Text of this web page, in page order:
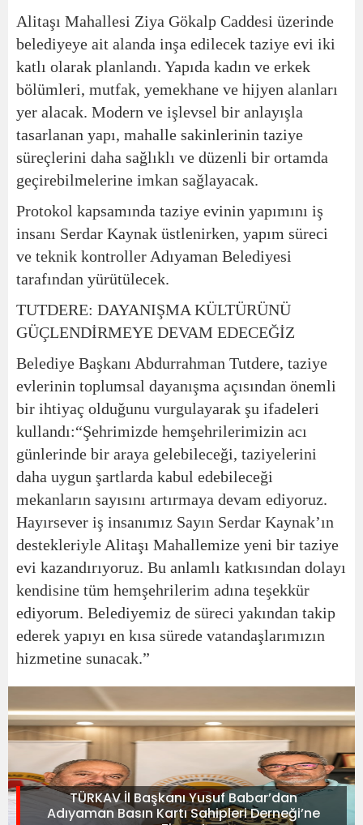
Alitaşı Mahallesi Ziya Gökalp Caddesi üzerinde
belediyeye ait alanda inşa edilecek taziye evi iki
katlı olarak planlandı. Yapıda kadın ve erkek
bölümleri, mutfak, yemekhane ve hijyen alanları
yer alacak. Modern ve işlevsel bir anlayışla
tasarlanan yapı, mahalle sakinlerinin taziye
süreçlerini daha sağlıklı ve düzenli bir ortamda
geçirebilmelerine imkan sağlayacak.
Protokol kapsamında taziye evinin yapımını iş
insanı Serdar Kaynak üstlenirken, yapım süreci
ve teknik kontroller Adıyaman Belediyesi
tarafından yürütülecek.
TUTDERE: DAYANIŞMA KÜLTÜRÜNÜ
GÜÇLENDİRMEYE DEVAM EDECEĞİZ
Belediye Başkanı Abdurrahman Tutdere, taziye
evlerinin toplumsal dayanışma açısından önemli
bir ihtiyaç olduğunu vurgulayarak şu ifadeleri
kullandı:“Şehrimizde hemşehrilerimizin acı
günlerinde bir araya gelebileceği, taziyelerini
daha uygun şartlarda kabul edebileceği
mekanların sayısını artırmaya devam ediyoruz.
Hayırsever iş insanımız Sayın Serdar Kaynak’ın
destekleriyle Alitaşı Mahallemize yeni bir taziye
evi kazandırıyoruz. Bu anlamlı katkısından dolayı
kendisine tüm hemşehrilerim adına teşekkür
ediyorum. Belediyemiz de süreci yakından takip
ederek yapıyı en kısa sürede vatandaşlarımızın
hizmetine sunacak.”
TÜRKAV İl Başkanı Yusuf Babar’dan
Adıyaman Basın Kartı Sahipleri Derneği’ne